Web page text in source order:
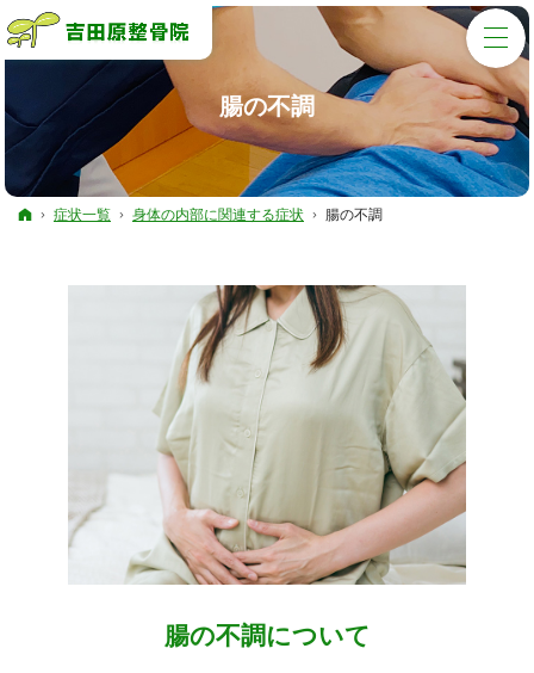
腸の不調
ホーム
症状一覧 身体の内部に関連する症状 腸の不調
腸の不調について